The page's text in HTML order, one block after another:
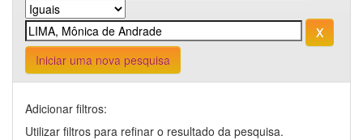
Iniciar uma nova pesquisa
Adicionar filtros:
Utilizar filtros para refinar o resultado da pesquisa.